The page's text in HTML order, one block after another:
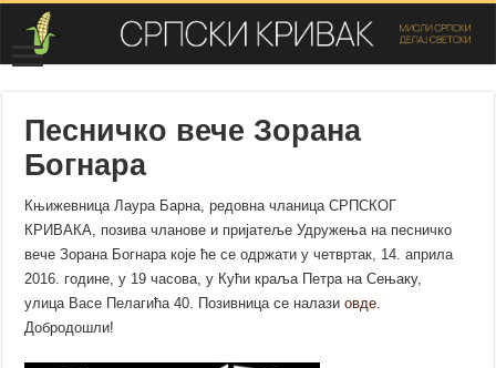
Песничко вече Зорана
Богнара
Књижевница Лаура Барна, редовна чланица СРПСКОГ
КРИВАКА, позива чланове и пријатеље Удружења на песничко
вече Зорана Богнара које ће се одржати у четвртак, 14. априла
2016. године, у 19 часова, у Кући краља Петра на Сењаку,
улица Васе Пелагића 40. Позивница се налазиовде
Добродошли!